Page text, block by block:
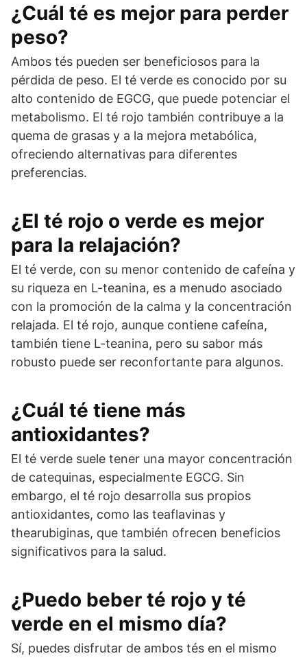
¿Cuál té es mejor para perder
peso?
Ambos tés pueden ser beneficiosos para la
pérdida de peso. El té verde es conocido por su
alto contenido de EGCG, que puede potenciar el
metabolismo. El té rojo también contribuye a la
quema de grasas y a la mejora metabólica,
ofreciendo alternativas para diferentes
preferencias.
¿El té rojo o verde es mejor
para la relajación?
El té verde, con su menor contenido de cafeína y
su riqueza en L-teanina, es a menudo asociado
con la promoción de la calma y la concentración
relajada. El té rojo, aunque contiene cafeína,
también tiene L-teanina, pero su sabor más
robusto puede ser reconfortante para algunos.
¿Cuál té tiene más
antioxidantes?
El té verde suele tener una mayor concentración
de catequinas, especialmente EGCG. Sin
embargo, el té rojo desarrolla sus propios
antioxidantes, como las teaflavinas y
thearubiginas, que también ofrecen beneficios
significativos para la salud.
¿Puedo beber té rojo y té
verde en el mismo día?
Sí, puedes disfrutar de ambos tés en el mismo